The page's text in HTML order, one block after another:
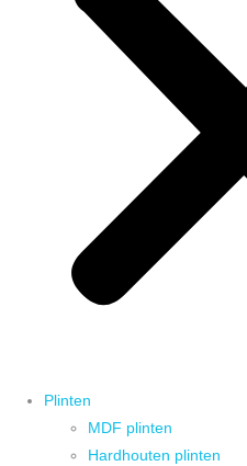
Plinten
MDF plinten
Hardhouten plinten